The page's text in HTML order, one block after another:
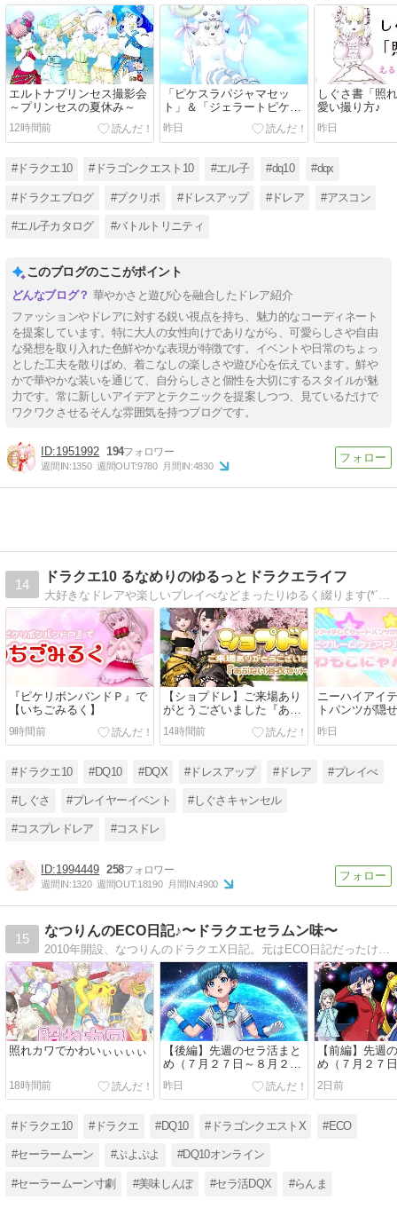
エルトナプリンセス撮影会
～プリンセスの夏休み～
12時間前
「ピケスラパジャマセッ
ト」＆「ジェラートピケプ
リズム」で『クマピケチャ
ン』
昨日
しぐさ書「照
愛い撮り方♪
昨日
#ドラクエ10 #ドラゴンクエスト10 #エル子 #dq10 #dqx
#ドラクエブログ #プクリポ #ドレスアップ #ドレア #アスコン
#エル子カタログ #バトルトリニティ
このブログのここがポイント
華やかさと遊び心を融合したドレア紹介
ファッションやドレアに対する鋭い視点を持ち、魅力的なコーディネート
を提案しています。特に大人の女性向けでありながら、可愛らしさや自由
な発想を取り入れた色鮮やかな表現が特徴です。イベントや日常のちょっ
とした工夫を散りばめ、着こなしの楽しさや遊び心を伝えています。鮮や
かで華やかな装いを通じて、自分らしさと個性を大切にするスタイルが魅
力です。常に新しいアイデアとテクニックを提案しつつ、見ているだけで
ワクワクさせるそんな雰囲気を持つブログです。
1951992 194
週間IN:1350 週間OUT:9780 月間IN:4830
14
ドラクエ10 るなめりのゆるっとドラクエライフ
大好きなドレアや楽しいプレイべなどまったりゆるく綴ります(*´ω｀*)♪ドレアはレシピも公開中！
『ピケリボンバンドＰ』で
【いちごみるく】
9時間前
【ショプドレ】ご来場あり
がとうございました『あぶ
ない浴衣セット』
14時間前
ニーハイアイ
トパンツが隠
ルームウェア
もこにゃんこ】
昨日
#ドラクエ10 #DQ10 #DQX #ドレスアップ #ドレア #プレイべ
#しぐさ #プレイヤーイベント #しぐさキャンセル
#コスプレドレア #コスドレ
1994449 258
週間IN:1320 週間OUT:18190 月間IN:4900
15
なつりんのECO日記♪〜ドラクエセラムン味〜
2010年開設、なつりんのドラクエX日記。元はECO日記だったけど現在はドラクエ日記として再利用中。DQ10は2012年の配信開始日よりプレイ♪セーラームーンを中心にアニメやゲームのコスプレしてます
照れカワでかわいぃぃぃぃ
18時間前
【後編】先週のセラ活まと
め（７月２７日～８月２
日）
昨日
【前編】先週
め（７月２７
日）
2日前
#ドラクエ10 #ドラクエ #DQ10 #ドラゴンクエストX #ECO
#セーラームーン #ぷよぷよ #DQ10オンライン
#セーラームーン寸劇 #美味しんぼ #セラ活DQX #らんま